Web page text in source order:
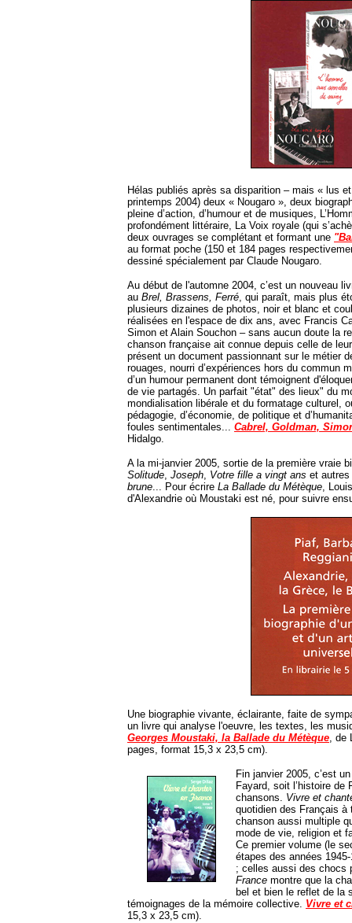
Hélas publiés après sa disparition – mais « lus
printemps 2004) deux « Nougaro », deux
pleine d’action, d’humour et de musiques,
profondément littéraire, La Voix royale (qui
deux ouvrages se complétant et formant une
au format poche (150 et 184 pages
dessiné spécialement par Claude Nougaro.
Au début de l'automne 2004, c’est un nouveau
au Brel, Brassens, Ferré, qui paraît, mais plus
plusieurs dizaines de photos, noir et blanc et
réalisées en l'espace de dix ans, avec Francis
Simon et Alain Souchon – sans aucun doute la
chanson française ait connue depuis celle de
présent un document passionnant sur le métier
rouages, nourri d’expériences hors du commun
d’un humour permanent dont témoignent
de vie partagés. Un parfait "état" des lieux" du
mondialisation libérale et du formatage culturel,
pédagogie, d’économie, de politique et
foules sentimentales... Cabrel, Goldman,
Hidalgo.
A la mi-janvier 2005, sortie de la première vraie
Solitude, Joseph, Votre fille a vingt ans et
brune... Pour écrire La Ballade du Métèque,
d'Alexandrie où Moustaki est né, pour suivre
Une biographie vivante, éclairante, faite de
un livre qui analyse l'oeuvre, les textes, les
Georges Moustaki, la Ballade du Métèque, de
pages, format 15,3 x 23,5 cm).
Fin janvier 2005, c’est
Fayard, soit l’histoire de
chansons. Vivre et
quotidien des Français à
chanson aussi multiple
mode de vie, religion et
Ce premier volume (le
étapes des années
; celles aussi des chocs
France montre que la
bel et bien le reflet de la
témoignages de la mémoire collective. Vivre et
15,3 x 23,5 cm).